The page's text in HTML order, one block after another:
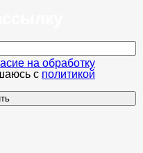
на обработку
с политикой